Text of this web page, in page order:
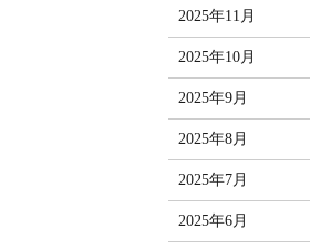
2025年11月
2025年10月
2025年9月
2025年8月
2025年7月
2025年6月